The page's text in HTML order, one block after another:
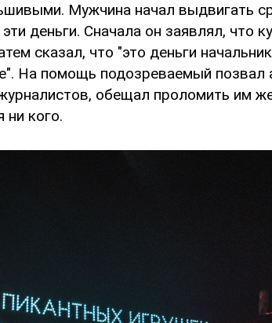
Мужчина начал выдвигать
деньги. Сначала он заявлял, что
сказал, что "это деньги
На помощь подозреваемый позвал
обещал проломить им
ни кого.